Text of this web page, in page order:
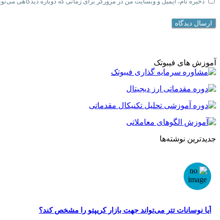
ارسال دیدگاه
آموزش های فیبوتک
جدیدترین نوشته‌ها
آیا نوسانات تتر می‌تواند جهت بازار کریپتو را مشخص کند؟